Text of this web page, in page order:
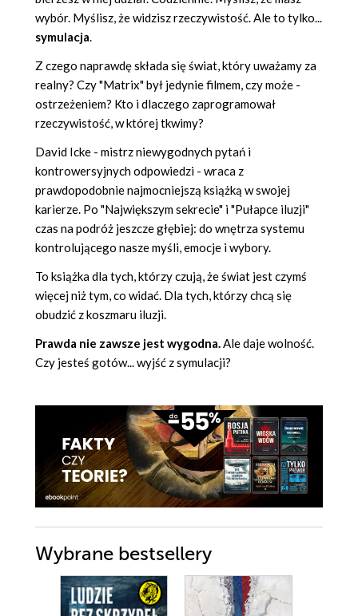
wybór. Myślisz, że widzisz rzeczywistość. Ale to tylko...
symulacja.
Z czego naprawdę składa się świat, który uważamy za
realny? Czy "Matrix" był jedynie filmem, czy może -
ostrzeżeniem? Kto i dlaczego zaprogramował
rzeczywistość, w której tkwimy?
David Icke - mistrz niewygodnych pytań i
kontrowersyjnych odpowiedzi - wraca z
prawdopodobnie najmocniejszą książką w swojej
karierze. Po "Największym sekrecie" i "Pułapce iluzji"
czas na podróż jeszcze głębiej: do wnętrza systemu
kontrolującego nasze myśli, emocje i wybory.
To książka dla tych, którzy czują, że świat jest czymś
więcej niż tym, co widać. Dla tych, którzy chcą się
obudzić z koszmaru iluzji.
Prawda nie zawsze jest wygodna.Ale daje wolność.
Czy jesteś gotów... wyjść z symulacji?
Wybrane bestsellery